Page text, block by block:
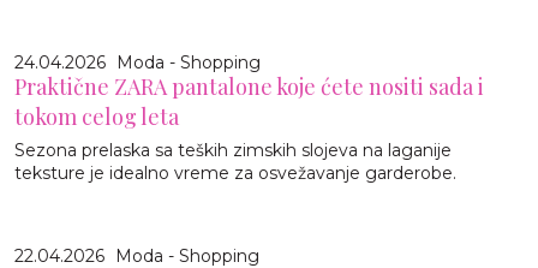
24.04.2026 Moda - Shopping
Praktične ZARA pantalone koje ćete nositi sada i
tokom celog leta
Sezona prelaska sa teških zimskih slojeva na laganije
teksture je idealno vreme za osvežavanje garderobe.
22.04.2026 Moda - Shopping